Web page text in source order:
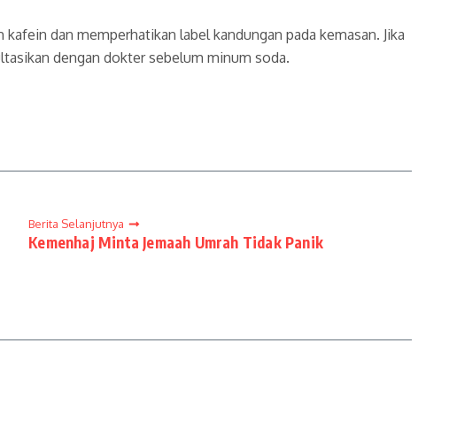
dan memperhatikan label kandungan pada kemasan. Jika
dengan dokter sebelum minum soda.
Berita Selanjutnya
Kemenhaj Minta Jemaah Umrah Tidak Panik